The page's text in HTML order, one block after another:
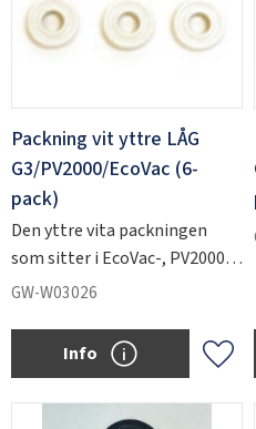
Packning vit yttre LÅG
G3/PV2000/EcoVac (6-
pack)
Den yttre vita packningen
som sitter i EcoVac-, PV2000-
och G3-injektorerna.
GW-W03026
Add
Info